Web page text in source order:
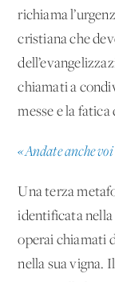
richiama
cristiana che
chiamati a
messe e la
«Andate anche
Una terza
identificata nella
operai chiamati
nella sua vigna.